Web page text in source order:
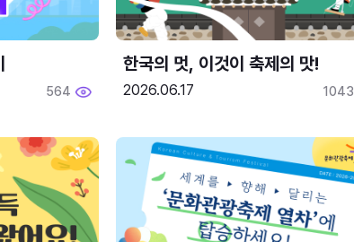
564
한국의 멋, 이것이 축제의 맛!
2026.06.17 1043